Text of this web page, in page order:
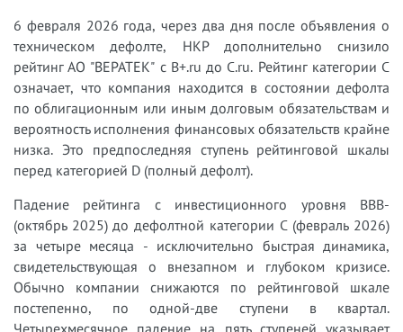
6 февраля 2026 года, через два дня после объявления о
техническом дефолте, НКР дополнительно снизило
рейтинг АО "ВЕРАТЕК" с B+.ru до C.ru. Рейтинг категории C
означает, что компания находится в состоянии дефолта
по облигационным или иным долговым обязательствам и
вероятность исполнения финансовых обязательств крайне
низка. Это предпоследняя ступень рейтинговой шкалы
перед категорией D (полный дефолт).
Падение рейтинга с инвестиционного уровня BBB-
(октябрь 2025) до дефолтной категории C (февраль 2026)
за четыре месяца - исключительно быстрая динамика,
свидетельствующая о внезапном и глубоком кризисе.
Обычно компании снижаются по рейтинговой шкале
постепенно, по одной-две ступени в квартал.
Четырехмесячное падение на пять ступеней указывает